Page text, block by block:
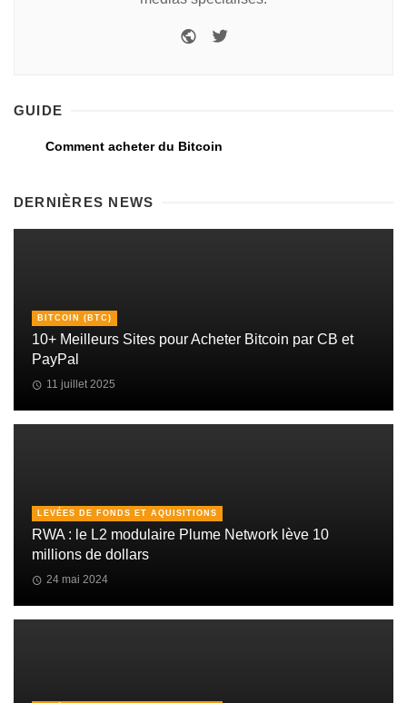
GUIDE
Comment acheter du Bitcoin
DERNIÈRES NEWS
BITCOIN (BTC)
10+ Meilleurs Sites pour Acheter Bitcoin par CB et
PayPal
11 juillet 2025
LEVÉES DE FONDS ET AQUISITIONS
RWA : le L2 modulaire Plume Network lève 10
millions de dollars
24 mai 2024